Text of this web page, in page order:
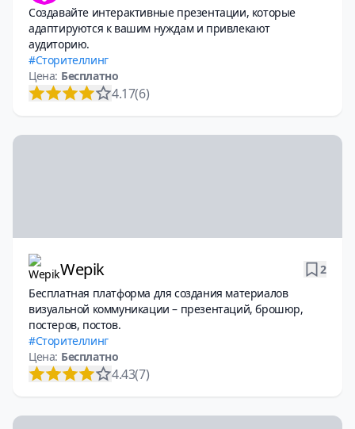
Создавайте интерактивные презентации, которые
адаптируются к вашим нуждам и привлекают
аудиторию.
Сторителлинг
Цена: Бесплатно
4.17(6)
Wepik
2
Бесплатная платформа для создания материалов
визуальной коммуникации – презентаций, брошюр,
постеров, постов.
Сторителлинг
Цена: Бесплатно
4.43(7)